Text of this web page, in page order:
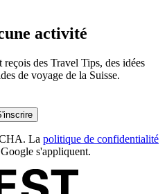
activité
des Travel Tips, des idées
de voyage de la Suisse.
La politique de confidentialité
s'appliquent.